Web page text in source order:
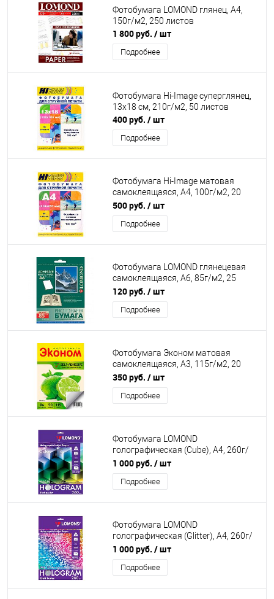
Фотобумага LOMOND глянец, А4,
150г/м2, 250 листов
1 800 руб. / шт
Подробнее
Фотобумага Hi-Image суперглянец,
13x18 см, 210г/м2, 50 листов
400 руб. / шт
Подробнее
Фотобумага Hi-Image матовая
самоклеящаяся, А4, 100г/м2, 20
листов
500 руб. / шт
Подробнее
Фотобумага LOMOND глянецевая
самоклеящаяся, A6, 85г/м2, 25
листов
120 руб. / шт
Подробнее
Фотобумага Эконом матовая
самоклеящаяся, А3, 115г/м2, 20
листов
350 руб. / шт
Подробнее
Фотобумага LOMOND
голографическая (Cube), А4, 260г/
м2, 10 листов
1 000 руб. / шт
Подробнее
Фотобумага LOMOND
голографическая (Glitter), А4, 260г/
м2, 10 листов
1 000 руб. / шт
Подробнее